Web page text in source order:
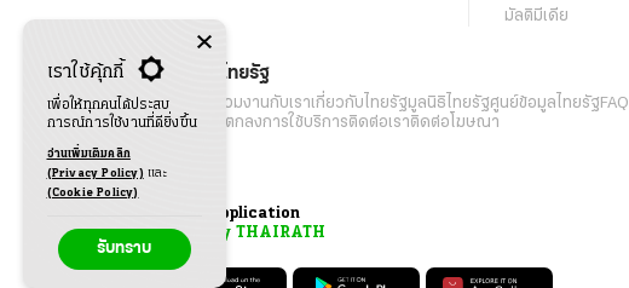
มัลติมีเดีย
เกี่ยวกับไทยรัฐ
กิจกรรม ร่วมงานกับเราเกี่ยวกับไทยรัฐมูลนิธิไทยรัฐศูนย์ข้อมูลไทยรัฐFAQ
เงื่อนไขข้อตกลงการใช้บริการติดต่อเราติดต่อโฆษณา
Application
My THAIRATH
เราใช้คุ้กกี้
เพื่อให้ทุกคนได้ประสบ
การณ์การใช้งานที่ดียิ่งขึ้น
อ่านเพิ่มเติมคลิก
(Privacy Policy) และ
(Cookie Policy)
รับทราบ